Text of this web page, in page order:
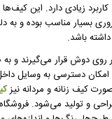
زیادی دارد. این کیف‌ها
بسیار مناسب بوده و
داشته باشد.
روی دوش قرار می‌گیرند و
امکان دسترسی به وسایل
کیف زنانه و مردانه نیز
و تولید می‌شود.